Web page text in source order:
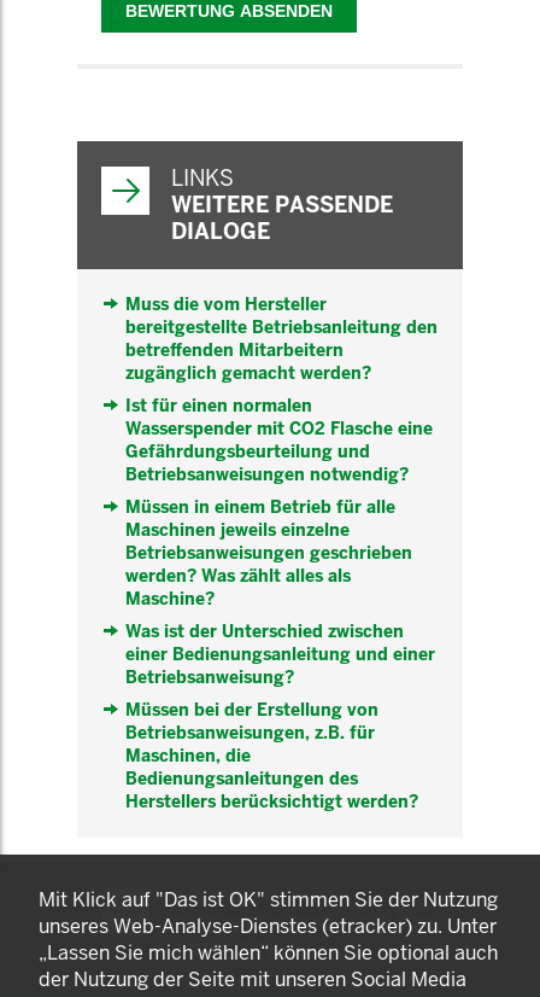
LINKS
WEITERE PASSENDE
DIALOGE
Muss die vom Hersteller
bereitgestellte Betriebsanleitung den
betreffenden Mitarbeitern
zugänglich gemacht werden?
Ist für einen normalen
Wasserspender mit CO2 Flasche eine
Gefährdungsbeurteilung und
Betriebsanweisungen notwendig?
Müssen in einem Betrieb für alle
Maschinen jeweils einzelne
Betriebsanweisungen geschrieben
werden? Was zählt alles als
Maschine?
Was ist der Unterschied zwischen
einer Bedienungsanleitung und einer
Betriebsanweisung?
Müssen bei der Erstellung von
Betriebsanweisungen, z.B. für
Maschinen, die
Bedienungsanleitungen des
Herstellers berücksichtigt werden?
KOMNET
GUT BERATEN. GESUND
ARBEITEN.
Mit Klick auf "Das ist OK" stimmen Sie der Nutzung
unseres Web-Analyse-Dienstes (etracker) zu. Unter
„Lassen Sie mich wählen“ können Sie optional auch
der Nutzung der Seite mit unseren Social Media